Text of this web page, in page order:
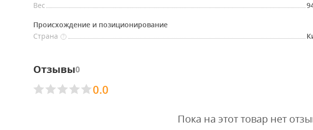
Вес
Происхождение и позиционирование
Страна
?
Отзывы0
0.0
Пока на этот товар нет